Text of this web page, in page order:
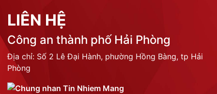
LIÊN HỆ
Công an thành phố Hải Phòng
Địa chỉ: Số 2 Lê Đại Hành, phường Hồng Bàng, tp Hải
Phòng